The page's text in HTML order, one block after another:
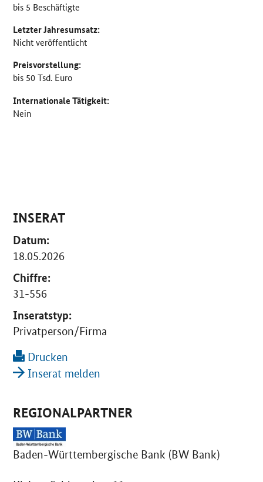
bis 5 Beschäftigte
Letzter Jahresumsatz:
Nicht veröffentlicht
Preisvorstellung:
bis 50 Tsd. Euro
Internationale Tätigkeit:
Nein
INSERAT
Datum:
18.05.2026
Chiffre:
31-556
Inseratstyp:
Privatperson/Firma
Drucken
Inserat melden
REGIONALPARTNER
Baden-Württembergische Bank (BW Bank)